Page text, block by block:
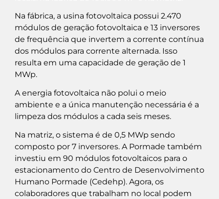
Na fábrica, a usina fotovoltaica possui 2.470
módulos de geração fotovoltaica e 13 inversores
de frequência que invertem a corrente contínua
dos módulos para corrente alternada. Isso
resulta em uma capacidade de geração de 1
MWp.
A energia fotovoltaica não polui o meio
ambiente e a única manutenção necessária é a
limpeza dos módulos a cada seis meses.
Na matriz, o sistema é de 0,5 MWp sendo
composto por 7 inversores. A Pormade também
investiu em 90 módulos fotovoltaicos para o
estacionamento do Centro de Desenvolvimento
Humano Pormade (Cedehp). Agora, os
colaboradores que trabalham no local podem